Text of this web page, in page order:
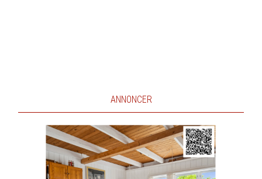
ANNONCER